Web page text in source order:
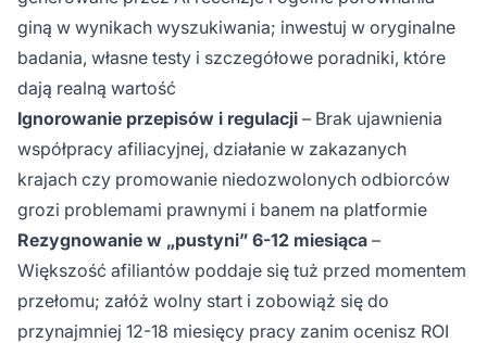
giną w wynikach wyszukiwania; inwestuj w oryginalne
badania, własne testy i szczegółowe poradniki, które
dają realną wartość
Ignorowanie przepisów i regulacji – Brak ujawnienia
współpracy afiliacyjnej, działanie w zakazanych
krajach czy promowanie niedozwolonych odbiorców
grozi problemami prawnymi i banem na platformie
Rezygnowanie w „pustyni” 6-12 miesiąca –
Większość afiliantów poddaje się tuż przed momentem
przełomu; załóż wolny start i zobowiąż się do
przynajmniej 12-18 miesięcy pracy zanim ocenisz ROI